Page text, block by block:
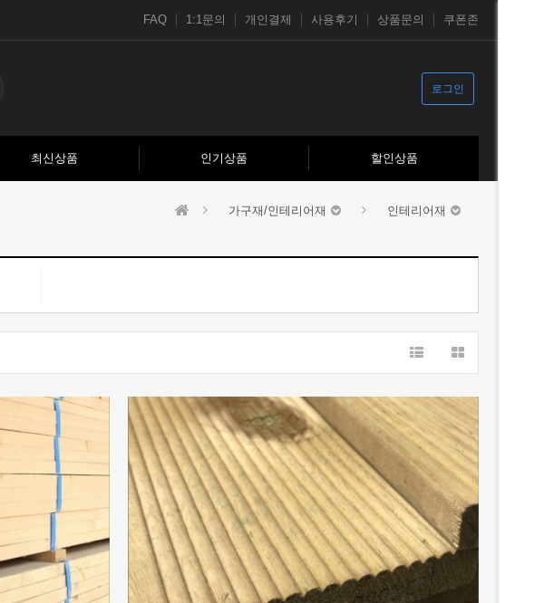
FAQ 1:1문의 개인결제 사용후기 상품문의 쿠폰존
로그인
최신상품 인기상품 할인상품
가구재/인테리어재 인테리어재